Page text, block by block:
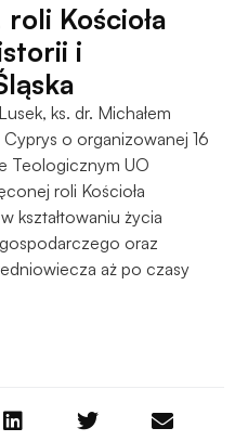
Kościoła
i
ks. dr. Michałem
o organizowanej 16
Teologicznym UO
roli Kościoła
kształtowaniu życia
oraz
aż po czasy
internetowej,
na podstawie
tego, jak
strona jest
używana.
Doświadczenie
Aby nasza
strona
internetowa
te pliki cookie,